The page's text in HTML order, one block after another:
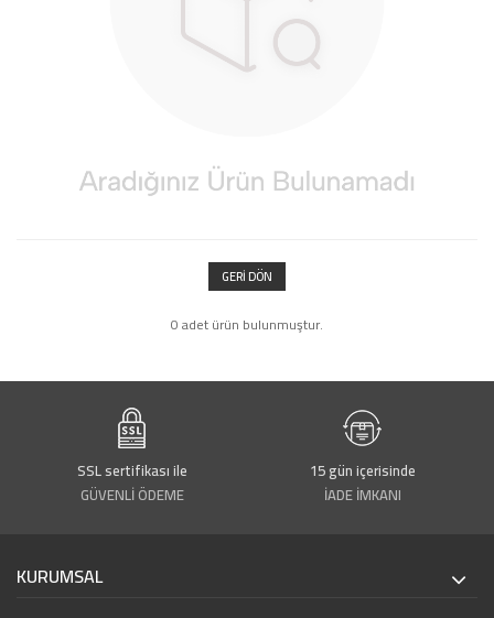
GERI DÖN
0 adet ürün bulunmuştur.
SSL sertifikası ile
GÜVENLİ ÖDEME
15 gün içerisinde
İADE İMKANI
KURUMSAL